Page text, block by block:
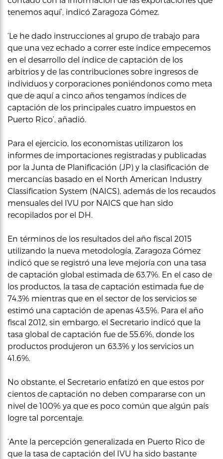
tenemos aquí’, indicó Zaragoza Gómez.
‘Le he dado instrucciones al grupo de trabajo para
que una vez echado a correr este índice empecemos
en el desarrollo del índice de captación de los
arbitrios y de las contribuciones sobre ingresos de
individuos y corporaciones poniéndonos como meta
que de aquí a cinco años tengamos índices de
captación de los principales cuatro impuestos en
Puerto Rico’, añadió.
Para el ejercicio, los economistas utilizaron los
informes de importaciones registradas y publicadas
por la Junta de Planificación (JP) y la clasificación de
mercancías basado en el North American Industry
Classification System (NAICS), además de los recaudos
mensuales del IVU por NAICS que han sido
recopilados por el DH.
En términos de los resultados del año fiscal 2015
utilizando la nueva metodología, Zaragoza Gómez
indicó que se registró una leve mejoría con una tasa
de captación global estimada de 63.7%. En el caso de
los productos, la tasa de captación estimada fue de
74.3% mientras que en el sector de los servicios se
estimó una captación de apenas 43.5%. Para el año
fiscal 2012, sin embargo, el Secretario indicó que la
tasa global de captación fue de 55.6%, donde los
productos produjeron un 63.3% y los servicios un
41.6%.
No obstante, el Secretario enfatizó en que estos por
cientos de captación no deben compararse con un
nivel de 100% ya que es poco común que algún país
logre tal porcentaje.
‘Ante la percepción generalizada en Puerto Rico de
que la tasa de captación del IVU ha sido bastante